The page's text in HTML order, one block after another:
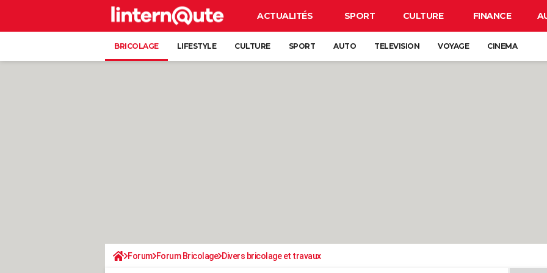
ACTUALITÉS SPORT CULTURE FINANCE
BRICOLAGE LIFESTYLE CULTURE SPORT AUTO TELEVISION VOYAGE CINEMA
Forum Forum Bricolage Divers bricolage et travaux